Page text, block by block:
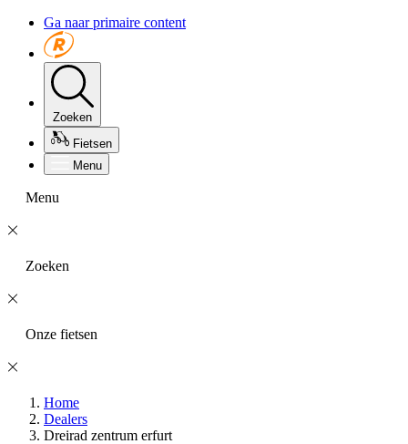
Ga naar primaire content
Zoeken
Fietsen
Menu
Menu
Zoeken
Onze fietsen
Home
Dealers
Dreirad zentrum erfurt